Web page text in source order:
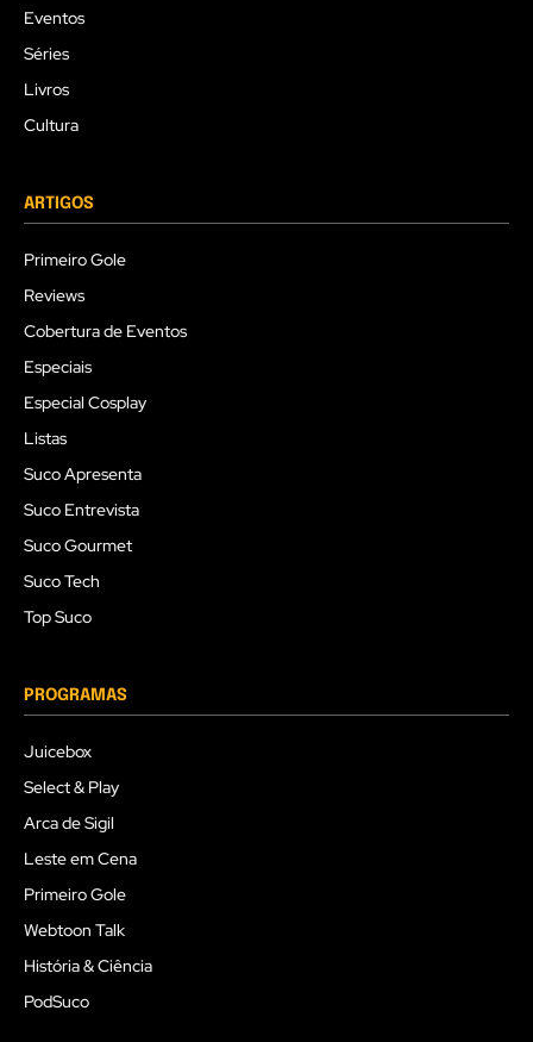
Eventos
Séries
Livros
Cultura
ARTIGOS
Primeiro Gole
Reviews
Cobertura de Eventos
Especiais
Especial Cosplay
Listas
Suco Apresenta
Suco Entrevista
Suco Gourmet
Suco Tech
Top Suco
PROGRAMAS
Juicebox
Select & Play
Arca de Sigil
Leste em Cena
Primeiro Gole
Webtoon Talk
História & Ciência
PodSuco